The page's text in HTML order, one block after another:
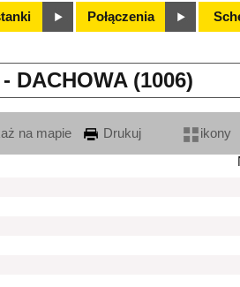
Połączenia
DACHOWA (1006)
na mapie Drukuj ikony